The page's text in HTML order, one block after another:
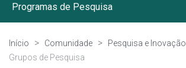
Programas de Pesquisa
Projetos de Pesquisa
Início Comunidade
Pesquisa e Inovação
Grupos de Pesquisa